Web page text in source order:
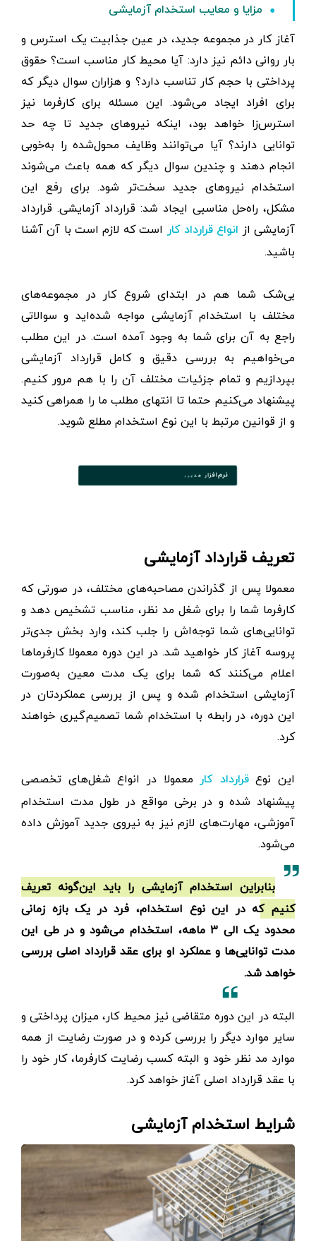
مزایا و معایب استخدام آزمایشی
آغاز کار در مجموعه جدید، در عین جذابیت یک استرس و
بار روانی دائم نیز دارد: آیا محیط کار مناسب است؟ حقوق
پرداختی با حجم کار تناسب دارد؟ و هزاران سوال دیگر که
برای افراد ایجاد می‌شود. این مسئله برای کارفرما نیز
استرس‌زا خواهد بود، اینکه نیروهای جدید تا چه حد
توانایی دارند؟ آیا می‌توانند وظایف محول‌شده را به‌خوبی
انجام دهند و چندین سوال دیگر که همه باعث می‌شوند
استخدام نیروهای جدید سخت‌تر شود. برای رفع این
مشکل، راه‌حل مناسبی ایجاد شد: قرارداد آزمایشی. قرارداد
آزمایشی از انواع قرارداد کار است که لازم است با آن آشنا
باشید.
بی‌شک شما هم در ابتدای شروع کار در مجموعه‌های
مختلف با استخدام آزمایشی مواجه شده‌اید و سوالاتی
راجع به آن برای شما به وجود آمده است. در این مطلب
می‌خواهیم به بررسی دقیق و کامل قرارداد آزمایشی
بپردازیم و تمام جزئیات مختلف آن را با هم مرور کنیم.
پیشنهاد می‌کنیم حتما تا انتهای مطلب ما را همراهی کنید
و از قوانین مرتبط با این نوع استخدام مطلع شوید.
تعریف قرارداد آزمایشی
معمولا پس از گذراندن مصاحبه‌های مختلف، در صورتی که
کارفرما شما را برای شغل مد نظر، مناسب تشخیص دهد و
توانایی‌های شما توجه‌اش را جلب کند، وارد بخش جدی‌تر
پروسه آغاز کار خواهید شد. در این دوره معمولا کارفرماها
اعلام می‌کنند که شما برای یک مدت معین به‌صورت
آزمایشی استخدام شده و پس از بررسی عملکردتان در
این دوره، در رابطه با استخدام شما تصمیم‌گیری خواهند
کرد.
این نوعقرارداد کارمعمولا در انواع شغل‌های تخصصی
پیشنهاد شده و در برخی مواقع در طول مدت استخدام
آموزشی، مهارت‌های لازم نیز به نیروی جدید آموزش داده
می‌شود.
بنابراین استخدام آزمایشی را باید این‌گونه تعریف
کنیم که در این نوع استخدام، فرد در یک بازه زمانی
محدود یک الی ۳ ماهه، استخدام می‌شود و در طی این
مدت توانایی‌ها و عملکرد او برای عقد قرارداد اصلی بررسی
خواهد شد.
البته در این دوره متقاضی نیز محیط کار، میزان پرداختی و
سایر موارد دیگر را بررسی کرده و در صورت رضایت از همه
موارد مد نظر خود و البته کسب رضایت کارفرما، کار خود را
با عقد قرارداد اصلی آغاز خواهد کرد.
شرایط استخدام آزمایشی